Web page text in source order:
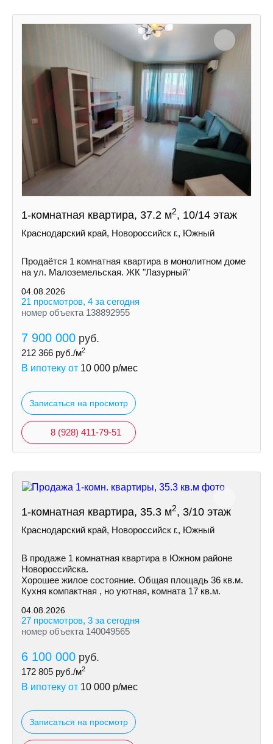
1-комнатная квартира, 37.2 м2, 10/14 этаж
Краснодарский край, Новороссийск г., Южный
Продаётся 1 комнатная квартира в монолитном доме
на ул. Малоземельская. ЖК "Лазурный"
04.08.2026
21 просмотров, 4 за сегодня
номер объекта 138892955
7 900 000 руб.
212 366 руб./м2
В ипотеку от 10 000 р/мес
Записаться на просмотр
8 (928) 411-79-51
1-комнатная квартира, 35.3 м2, 3/10 этаж
Краснодарский край, Новороссийск г., Южный
В продаже 1 комнатная квартира в Южном районе
Новороссийска.
Хорошее жилое состояние. Общая площадь 36 кв.м.
Кухня компактная , но уютная, комната 17 кв.м.
04.08.2026
27 просмотров, 3 за сегодня
номер объекта 140049565
6 100 000 руб.
172 805 руб./м2
В ипотеку от 10 000 р/мес
Записаться на просмотр